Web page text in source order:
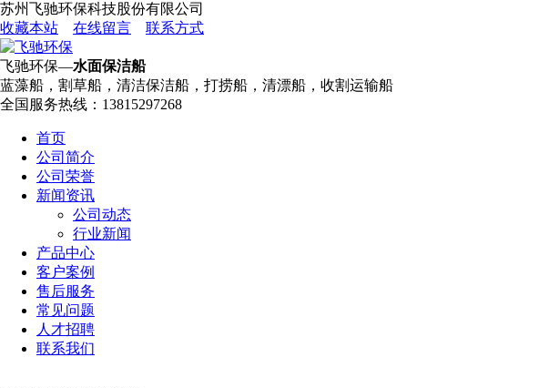
苏州飞驰环保科技股份有限公司
收藏本站
在线留言 联系方式
飞驰环保—水面保洁船
蓝藻船，割草船，清洁保洁船，打捞船，清漂船，收割运输船
全国服务热线： 13815297268
首页
公司简介
公司荣誉
新闻资讯
公司动态
行业新闻
产品中心
客户案例
售后服务
常见问题
人才招聘
联系我们